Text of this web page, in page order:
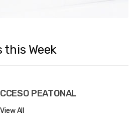
this Week
PEATONAL
View All